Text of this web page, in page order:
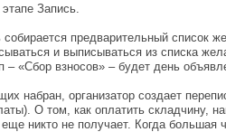
Запись.
предварительный список
и выписываться из списка
«Сбор взносов» – будет день
набран, организатор создает
О том, как оплатить складчину,
никто не получает. Когда большая